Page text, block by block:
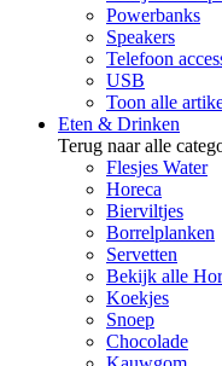
Powerbanks
Speakers
Telefoon
USB
Toon alle
Eten & Drinken
Terug naar alle
Flesjes Water
Horeca
Bierviltjes
Borrelplanken
Servetten
Bekijk alle
Koekjes
Snoep
Chocolade